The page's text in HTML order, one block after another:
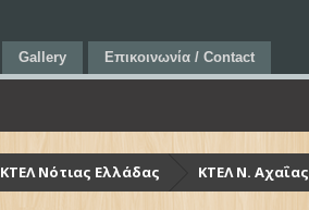
Gallery Επικοινωνία / Contact
ΚΤΕΛ Νότιας Ελλάδας ΚΤΕΛ Ν. Αχαΐας